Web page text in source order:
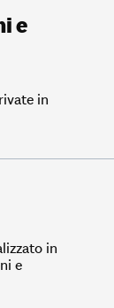
e
in
in
e